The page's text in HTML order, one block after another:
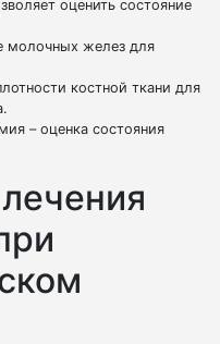
оценить состояние
молочных желез для
костной ткани для
– оценка состояния